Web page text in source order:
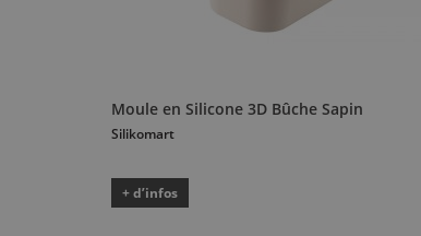
Moule en Silicone 3D Bûche Sapin
Silikomart
+ d’infos